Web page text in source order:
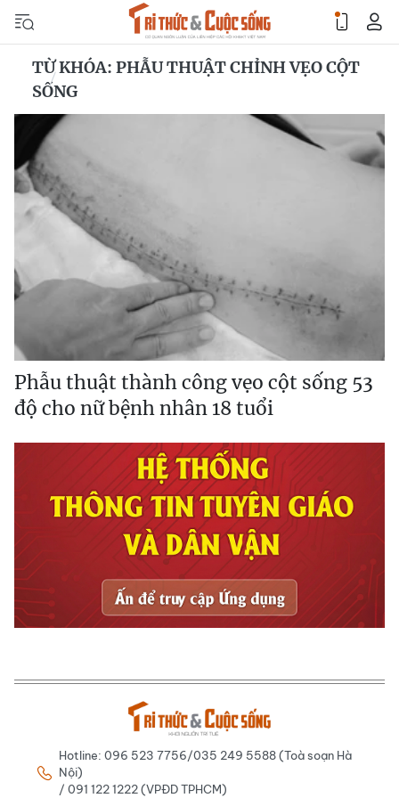
TỪ KHÓA: PHẪU THUẬT CHỈNH VẸO CỘT
SỐNG
Phẫu thuật thành công vẹo cột sống 53
độ cho nữ bệnh nhân 18 tuổi
Hotline: 096 523 7756/035 249 5588 (Toà soạn Hà
Nội)
/ 091 122 1222 (VPĐD TPHCM)